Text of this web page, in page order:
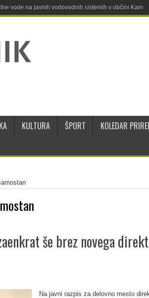
vode na javnih vodovodnih sistemih v občini Kamnik
KULTURA ŠPORT KOLEDAR
še brez novega
Na javni razpis za delovno mesto